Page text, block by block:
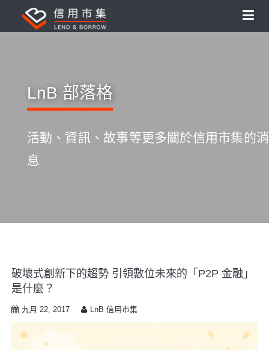
LnB 部落格
活動、資訊、故事等更多關於信用市集的消
息
破壞式創新下的趨勢 引領數位未來的「P2P 金融」
是什麼？
九月 22, 2017 LnB 信用市集